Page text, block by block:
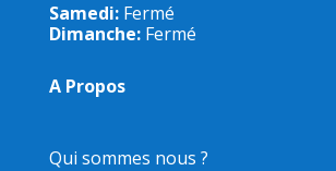
Samedi: Fermé
Dimanche: Fermé
A Propos
Qui sommes nous ?